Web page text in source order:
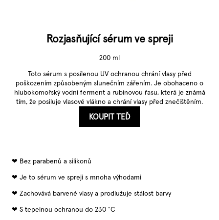
Rozjasňující sérum ve spreji
200 ml
Toto sérum s posílenou UV ochranou chrání vlasy před
poškozením způsobeným slunečním zářením. Je obohaceno o
hlubokomořský vodní ferment a rubínovou řasu, která je známá
tím, že posiluje vlasové vlákno a chrání vlasy před znečištěním.
KOUPIT TEĎ
Bez parabenů a silikonů
Je to sérum ve spreji s mnoha výhodami
Zachovává barvené vlasy a prodlužuje stálost barvy
S tepelnou ochranou do 230 °C